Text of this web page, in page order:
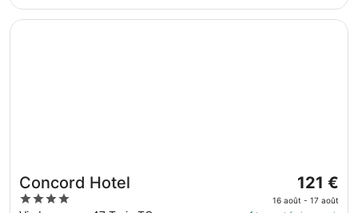
Concord Hotel
4
Le
prix
121 €
16 août - 17 août
S’ouvre dans une nouvelle fenêtre
Concord Hotel